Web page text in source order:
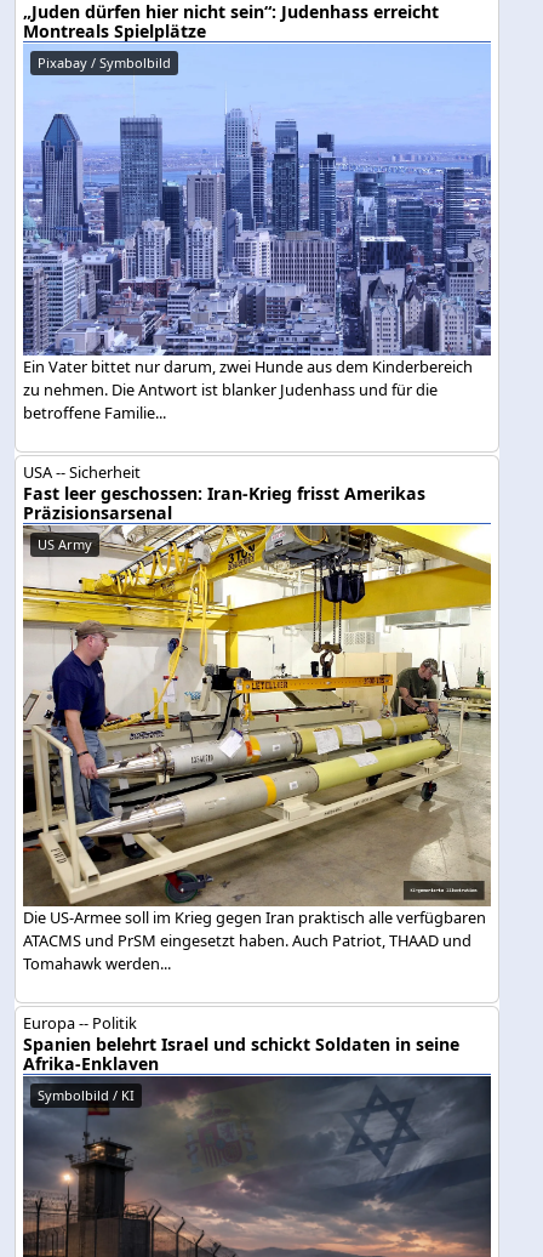
„Juden dürfen hier nicht sein“: Judenhass erreicht
Montreals Spielplätze
Pixabay / Symbolbild
Ein Vater bittet nur darum, zwei Hunde aus dem Kinderbereich
zu nehmen. Die Antwort ist blanker Judenhass und für die
betroffene Familie...
USA -- Sicherheit
Fast leer geschossen: Iran-Krieg frisst Amerikas
Präzisionsarsenal
US Army
Die US-Armee soll im Krieg gegen Iran praktisch alle verfügbaren
ATACMS und PrSM eingesetzt haben. Auch Patriot, THAAD und
Tomahawk werden...
Europa -- Politik
Spanien belehrt Israel und schickt Soldaten in seine
Afrika-Enklaven
Symbolbild / KI